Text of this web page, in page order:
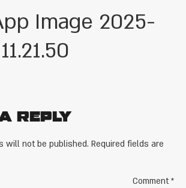
Image 2025-
Reply
will not be published. Required fields are
Comment*